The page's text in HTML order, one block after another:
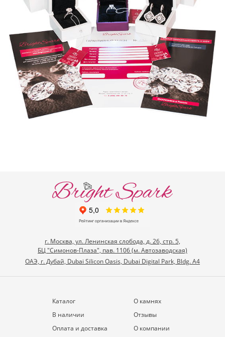
г. Москва, ул. Ленинская слобода, д. 26, стр. 5,
БЦ "Симонов-Плаза", пав. 1106 (м. Автозаводская)
ОАЭ, г. Дубай, Dubai Silicon Oasis, Dubai Digital Park, Bldg. A4
Каталог
В наличии
Оплата и доставка
О камнях
Отзывы
О компании